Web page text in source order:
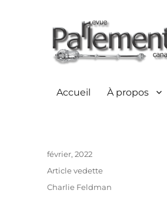
Accueil À propos
Auteur
Publié
février, 2022
Catégories
Article vedette
Étiquettes
Charlie Feldman